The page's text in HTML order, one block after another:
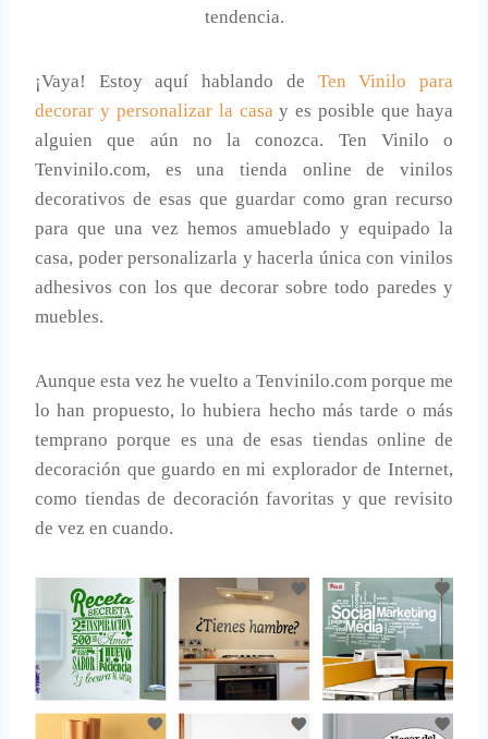
tendencia.
¡Vaya! Estoy aquí hablando de Ten Vinilo para
decorar y personalizar la casay es posible que haya
alguien que aún no la conozca. Ten Vinilo o
Tenvinilo.com, es una tienda online de vinilos
decorativos de esas que guardar como gran recurso
para que una vez hemos amueblado y equipado la
casa, poder personalizarla y hacerla única con vinilos
adhesivos con los que decorar sobre todo paredes y
muebles.
Aunque esta vez he vuelto a Tenvinilo.com porque me
lo han propuesto, lo hubiera hecho más tarde o más
temprano porque es una de esas tiendas online de
decoración que guardo en mi explorador de Internet,
como tiendas de decoración favoritas y que revisito
de vez en cuando.